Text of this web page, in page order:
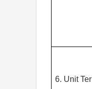
6. Unit